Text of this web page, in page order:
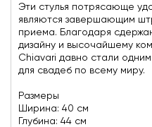
Эти стулья потрясающе
являются завершающим
приема. Благодаря
дизайну и высочайшему
Chiavari давно стали
для свадеб по всему миру.
Размеры
Ширина: 40 см
Глубина: 44 см